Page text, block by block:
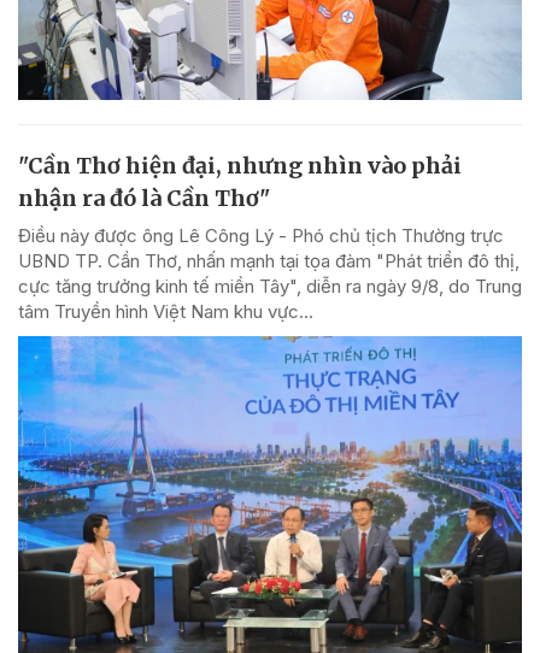
"Cần Thơ hiện đại, nhưng nhìn vào phải
nhận ra đó là Cần Thơ"
Điều này được ông Lê Công Lý - Phó chủ tịch Thường trực
UBND TP. Cần Thơ, nhấn mạnh tại tọa đàm "Phát triển đô thị,
cực tăng trưởng kinh tế miền Tây", diễn ra ngày 9/8, do Trung
tâm Truyền hình Việt Nam khu vực...